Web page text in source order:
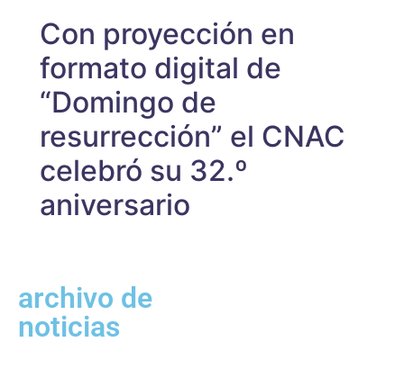
Con proyección en
formato digital de
“Domingo de
resurrección” el CNAC
celebró su 32.º
aniversario
archivo de
noticias